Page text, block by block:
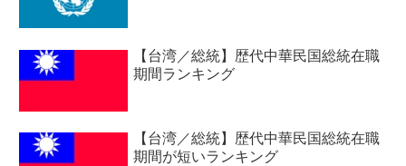
【台湾／総統】歴代中華民国総統在職
期間ランキング
【台湾／総統】歴代中華民国総統在職
期間が短いランキング